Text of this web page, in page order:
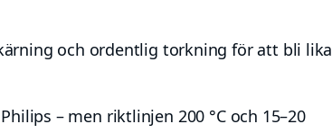
och ordentlig torkning för att bli lika
– men riktlinjen 200 °C och 15–20